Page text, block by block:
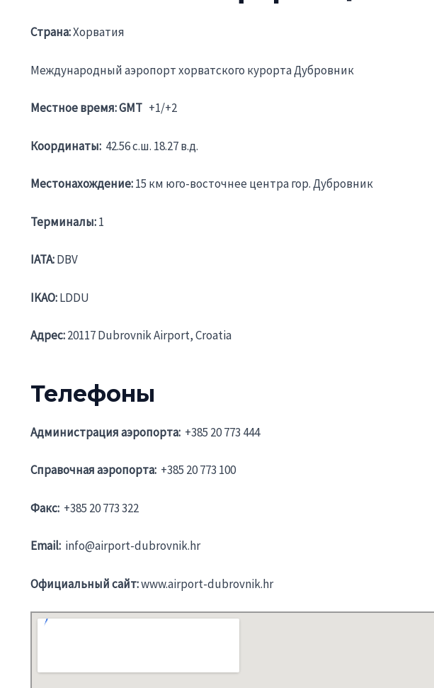
Страна:Хорватия
Международный аэропорт хорватского курорта Дубровник
Местное время: GMT +1/+2
Координаты:42.56 c.ш. 18.27 в.д.
Местонахождение:15 км юго-восточнее центра гор. Дубровник
Терминалы:1
IATA:DBV
IKAO:LDDU
Адрес:20117 Dubrovnik Airport, Croatia
Телефоны
Администрация аэропорта:+385 20 773 444
Справочная аэропорта:+385 20 773 100
Факс:+385 20 773 322
Email: info@airport-dubrovnik.hr
Официальный cайт:www.airport-dubrovnik.hr